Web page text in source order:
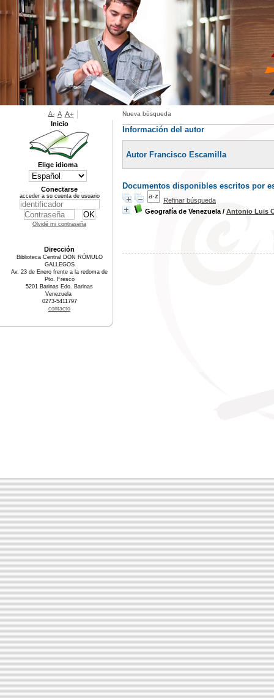
Nueva búsqueda
Información del autor
Autor Francisco Escamilla
Documentos disponibles escritos por
Refinar búsqueda
Geografía de Venezuela / Antonio Luis
A- A A+
Inicio
Elige idioma
Conectarse
acceder a su cuenta de usuario
Olvidé mi contraseña
Dirección
Biblioteca Central DON RÓMULO
GALLEGOS
Av. 23 de Enero frente a la redoma de
Pto. Fresco
5201 Barinas Edo. Barinas
Venezuela
0273-5411797
contacto